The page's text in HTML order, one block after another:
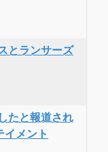
とランサーズ
たと報道され
イメント